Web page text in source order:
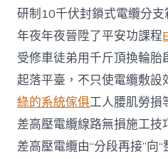
研制10千伏封鎖式電纜分支
年夜年夜晉陞了平安功課程
受修車徒弟用千斤頂換輪
起落平臺，不只使電纜敷設
綠的系統傢俱工人腰肌勞損
差高壓電纜線路無損施工技
差高壓電纜由“分段再接”向